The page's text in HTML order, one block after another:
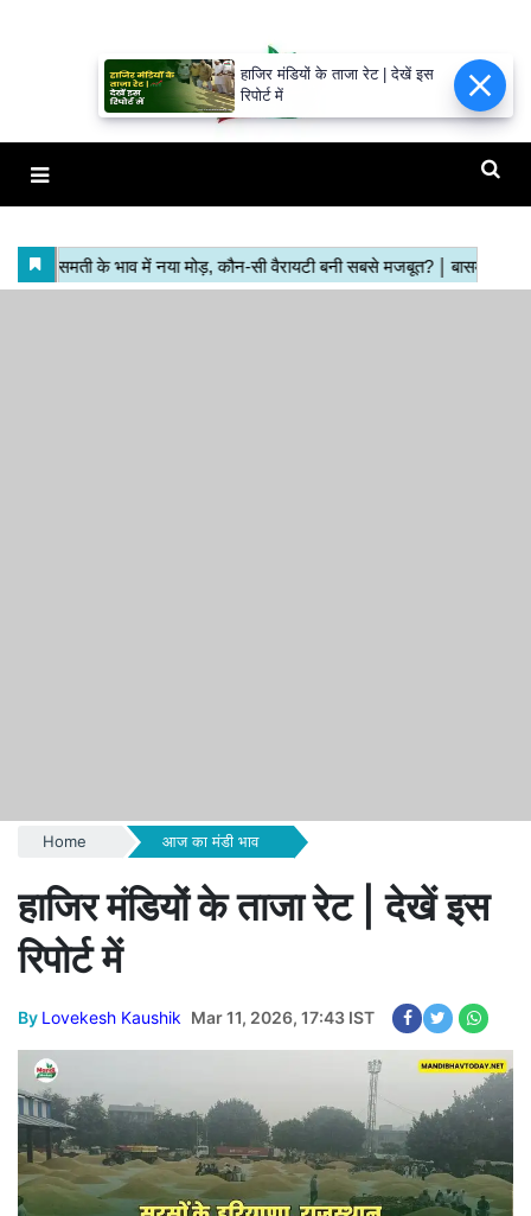
Home आज का मंडी भाव
हाजिर मंडियों के ताजा रेट | देखें इस
रिपोर्ट में
By Lovekesh Kaushik Mar 11, 2026, 17:43 IST
हाजिर मंडियों के ताजा रेट | देखें इस
रिपोर्ट में